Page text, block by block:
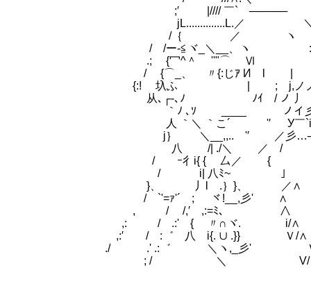
;′ |//// ￣` ─────
jL..............L.／ ＼..ﾆﾆ
/｛ ／ ヽ
/ /ー‐≦ヾ_＼__、ヽ
.; {冖^＾ ''"⌒ Ⅵ :, エ
/ {⌒_、 〃{:じｱ И l |
{:! 圦ふ | ; j,ノ
从､┌-､ﾉ ﾉｲ / ノ 丿
｀ﾉ ､ｿ ____ ノイ彡
人 ｀＼ ｀こ´ '′ У￣`i
j｝ ＼__,,.. '′ ／彡…┘
八 /| ./＼ ／ / `
/ ｰ彳i{ { 厶／ {
/ i| 八ﾐ~￣
}、 丿l .｝}、 ／
/ `'=ｧ'´ ; ヾ!__,彡' ∧
, / /,′ ,:=ﾐ､ ∧
,: / .:' { 〃∩ヾ. i/∧
,:′ / :゛ 八 i{. ∪ .}} Ｖ/∧
./ .' .:゛ ＼ヽ,_彡' Ｖ
; / ＼ V/